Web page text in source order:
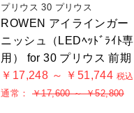
プリウス 30 プリウス
ROWEN アイラインガー
ニッシュ（LEDﾍｯﾄﾞﾗｲﾄ専
用） for 30 プリウス 前期
￥17,248 ～ ￥51,744 税込
通常： ￥17,600 ～ ￥52,800